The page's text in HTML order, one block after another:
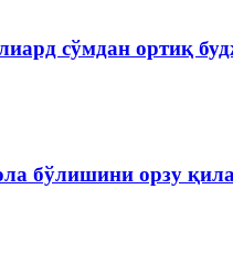
сўмдан ортиқ
бўлишини орзу